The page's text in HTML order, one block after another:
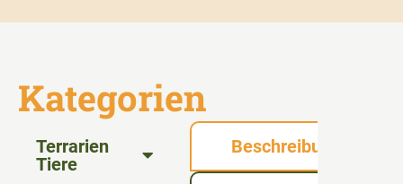
Kategorien
Terrarien
Tiere
Beschreibung